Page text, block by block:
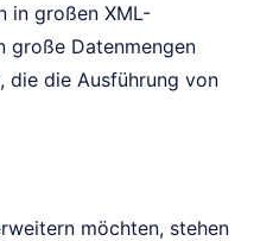
in großen XML-
große Datenmengen
die die Ausführung von
möchten, stehen